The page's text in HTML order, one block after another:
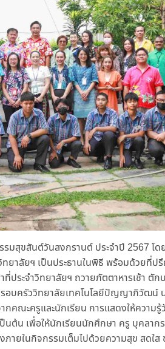
สุขสันต์วันสงกรานต์ ประจำปี 2567 โด
ยาลัยฯ เป็นประธานในพิธี พร้อมด้วยที่ป
ประจำวิทยาลัยฯ ถวายภัตตาหารเช้า ตัก
อบครัววิทยาลัยเทคโนโลยีปัญญาภิวัฒน์
คณะครูและนักเรียน การแสดงให้ความ
ต้น เพื่อให้นักเรียนนักศึกษา ครู บุคลาก
ยในกิจกรรมเต็มไปด้วยความสุข สดใ